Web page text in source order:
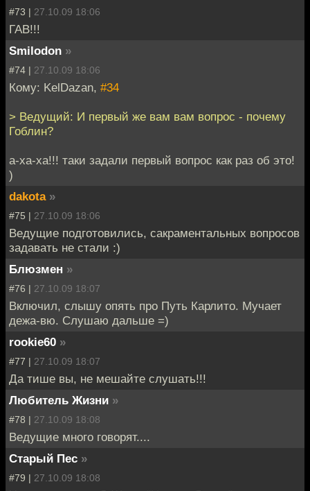
#73 | 27.10.09 18:06
ГАВ!!!
Smilodon »
#74 | 27.10.09 18:06
Кому: KelDazan, #34
> Ведущий: И первый же вам вам вопрос - почему
Гоблин?
а-ха-ха!!! таки задали первый вопрос как раз об это!
)
dakota »
#75 | 27.10.09 18:06
Ведущие подготовились, сакраментальных вопросов
задавать не стали :)
Блюзмен »
#76 | 27.10.09 18:07
Включил, слышу опять про Путь Карлито. Мучает
дежа-вю. Слушаю дальше =)
rookie60 »
#77 | 27.10.09 18:07
Да тише вы, не мешайте слушать!!!
Любитель Жизни »
#78 | 27.10.09 18:08
Ведущие много говорят....
Старый Пес »
#79 | 27.10.09 18:08